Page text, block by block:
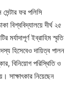
ফর পলিসি
বিশ্ববিদ্যালয়ে দীর্ঘ ২৫
মর্যাদাপূর্ণ ইব্রাহিম স্মৃতি
হিসেবেও দায়িত্ব পালন
বিনিয়োগ পরিস্থিতি ও
সাক্ষাৎকার নিয়েছেন